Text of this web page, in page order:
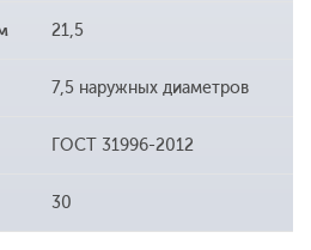
21,5
7,5 наружных диаметров
ГОСТ 31996-2012
30